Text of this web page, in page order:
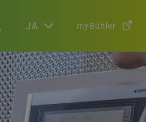
JA myBühler